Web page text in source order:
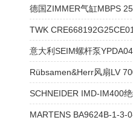
TWK
Rübsamen&Herr风扇LV
MARTENS BA9624B-1-3-